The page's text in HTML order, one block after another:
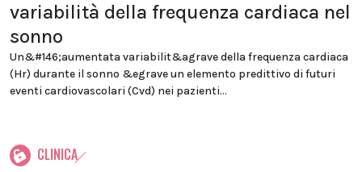
variabilità della frequenza cardiaca nel
sonno
Un&#146;aumentata variabilit&agrave della frequenza cardiaca
(Hr) durante il sonno &egrave un elemento predittivo di futuri
eventi cardiovascolari (Cvd) nei pazienti...
CLINICA